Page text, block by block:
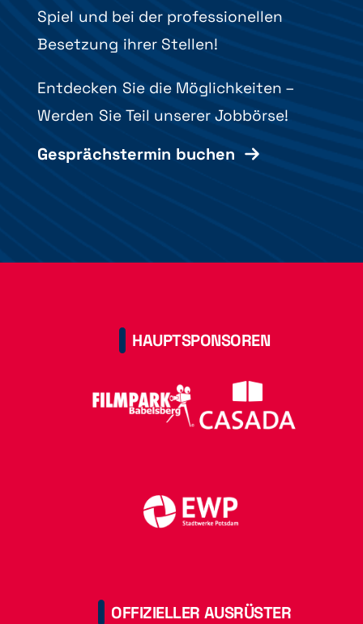
Spiel und bei der professionellen
Besetzung ihrer Stellen!
Entdecken Sie die Möglichkeiten –
Werden Sie Teil unserer Jobbörse!
Gesprächstermin buchen
HAUPTSPONSOREN
OFFIZIELLER AUSRÜSTER